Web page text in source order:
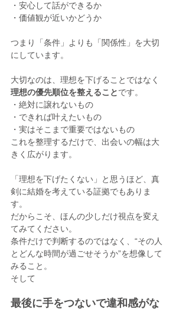
・安心して話ができるか
・価値観が近いかどうか
つまり「条件」よりも「関係性」を大切
にしています。
大切なのは、理想を下げることではなく
理想の優先順位を整えることです。
・絶対に譲れないもの
・できれば叶えたいもの
・実はそこまで重要ではないもの
これを整理するだけで、出会いの幅は大
きく広がります。
「理想を下げたくない」と思うほど、真
剣に結婚を考えている証拠でもありま
す。
だからこそ、ほんの少しだけ視点を変え
てみてください。
条件だけで判断するのではなく、“その人
とどんな時間が過ごせそうか”を想像して
みること。
そして
最後に手をつないで違和感がな